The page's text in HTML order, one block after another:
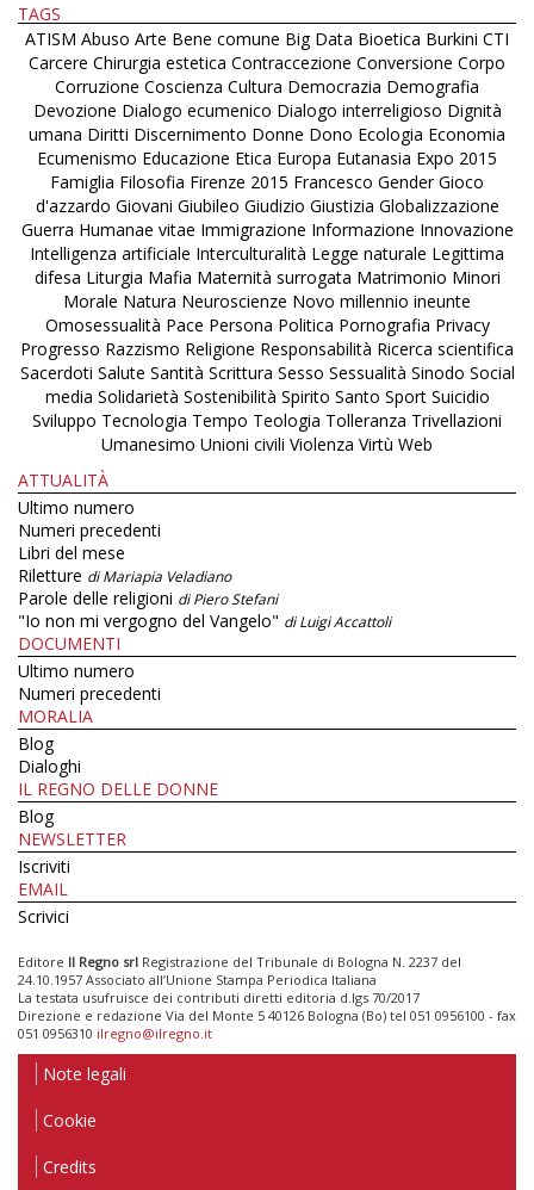
TAGS
ATISM Abuso Arte Bene comune Big Data Bioetica Burkini CTI
Carcere Chirurgia estetica Contraccezione Conversione Corpo
Corruzione Coscienza Cultura Democrazia Demografia
Devozione Dialogo ecumenico Dialogo interreligioso Dignità
umana Diritti Discernimento Donne Dono Ecologia Economia
Ecumenismo Educazione Etica Europa Eutanasia Expo 2015
Famiglia Filosofia Firenze 2015 Francesco Gender Gioco
d'azzardo Giovani Giubileo Giudizio Giustizia Globalizzazione
Guerra Humanae vitae Immigrazione Informazione Innovazione
Intelligenza artificiale Interculturalità Legge naturale Legittima
difesa Liturgia Mafia Maternità surrogata Matrimonio Minori
Morale Natura Neuroscienze Novo millennio ineunte
Omosessualità Pace Persona Politica Pornografia Privacy
Progresso Razzismo Religione Responsabilità Ricerca scientifica
Sacerdoti Salute Santità Scrittura Sesso Sessualità Sinodo Social
media Solidarietà Sostenibilità Spirito Santo Sport Suicidio
Sviluppo Tecnologia Tempo Teologia Tolleranza Trivellazioni
Umanesimo Unioni civili Violenza Virtù Web
ATTUALITÀ
Ultimo numero
Numeri precedenti
Libri del mese
Riletture di Mariapia Veladiano
Parole delle religioni di Piero Stefani
"Io non mi vergogno del Vangelo" di Luigi Accattoli
DOCUMENTI
Ultimo numero
Numeri precedenti
MORALIA
Blog
Dialoghi
IL REGNO DELLE DONNE
Blog
NEWSLETTER
Iscriviti
EMAIL
Scrivici
Editore Il Regno srl Registrazione del Tribunale di Bologna N. 2237 del
24.10.1957 Associato all’Unione Stampa Periodica Italiana
La testata usufruisce dei contributi diretti editoria d.lgs 70/2017
Direzione e redazione Via del Monte 5 40126 Bologna (Bo) tel 051 0956100 - fax
051 0956310 ilregno@ilregno.it
Note legali
Cookie
Credits